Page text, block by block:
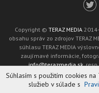
Copyright © TERAZ MEDIA
obsahu správ zo zdrojov TERAZ
súhlasu TERAZ MEDIA
zaujímavé informácie,
info@terazmedia.sk,
Žiadosť o zverejnenie opravy v
na
Súhlasím s použitím cookies
služieb v súlade s